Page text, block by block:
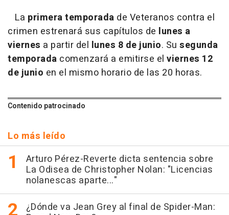
La primera temporada de Veteranos contra el
crimen estrenará sus capítulos de lunes a
viernes a partir del lunes 8 de junio. Su segunda
temporada comenzará a emitirse el viernes 12
de junio en el mismo horario de las 20 horas.
Contenido patrocinado
Lo más leído
Arturo Pérez-Reverte dicta sentencia sobre
La Odisea de Christopher Nolan: "Licencias
nolanescas aparte..."
¿Dónde va Jean Grey al final de Spider-Man: